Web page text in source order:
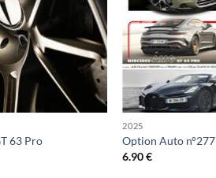
63 Pro
2025
Option Auto n°277
6.90€